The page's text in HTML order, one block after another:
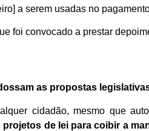
a serem usadas no
foi convocado a prestar
as propostas
cidadão, mesmo que
de lei para coibir a